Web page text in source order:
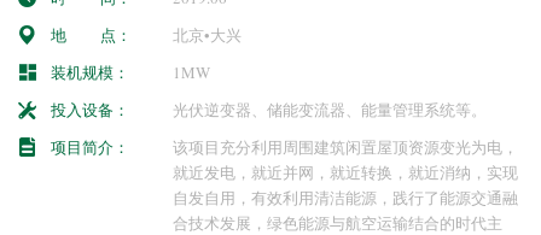
地 点：
北京•大兴
装机规模：
1MW
投入设备：
光伏逆变器、储能变流器、能量管理系统等。
项目简介：
该项目充分利用周围建筑闲置屋顶资源变光为电，
就近发电，就近并网，就近转换，就近消纳，实现
自发自用，有效利用清洁能源，践行了能源交通融
合技术发展，绿色能源与航空运输结合的时代主